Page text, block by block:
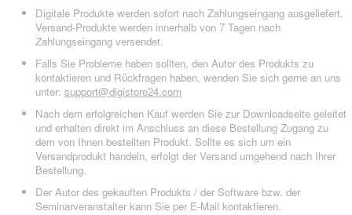
Digitale Produkte werden sofort nach Zahlungseingang ausgeliefert.
Versand-Produkte werden innerhalb von 7 Tagen nach
Zahlungseingang versendet.
Falls Sie Probleme haben sollten, den Autor des Produkts zu
kontaktieren und Rückfragen haben, wenden Sie sich gerne an uns
unter: support@digistore24.com
Nach dem erfolgreichen Kauf werden Sie zur Downloadseite geleitet
und erhalten direkt im Anschluss an diese Bestellung Zugang zu
dem von Ihnen bestellten Produkt. Sollte es sich um ein
Versandprodukt handeln, erfolgt der Versand umgehend nach Ihrer
Bestellung.
Der Autor des gekauften Produkts / der Software bzw. der
Seminarveranstalter kann Sie per E-Mail kontaktieren.